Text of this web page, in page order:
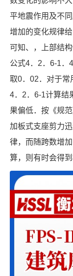
平地震作用及不
增加的变化规律
可知、，上部结
公式4．2．6-1．
取0．02．对于
4．2．6-1计算结
果偏低．按《规
加板式支座剪力
律，而随跨数增
算，则有时会得